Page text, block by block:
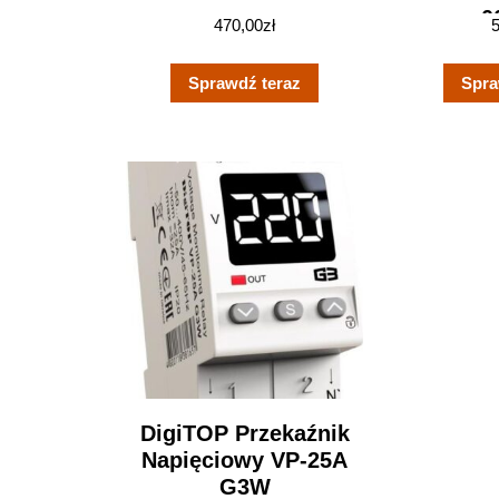
470,00zł
Sprawdź teraz
DigiTOP Przekaźnik
Napięciowy VP-25A
G3W